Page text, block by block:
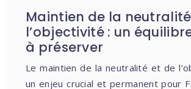
Maintien de la
l’objectivité : un
à préserver
Le maintien de la neutralité et de
un enjeu crucial et permanent pour